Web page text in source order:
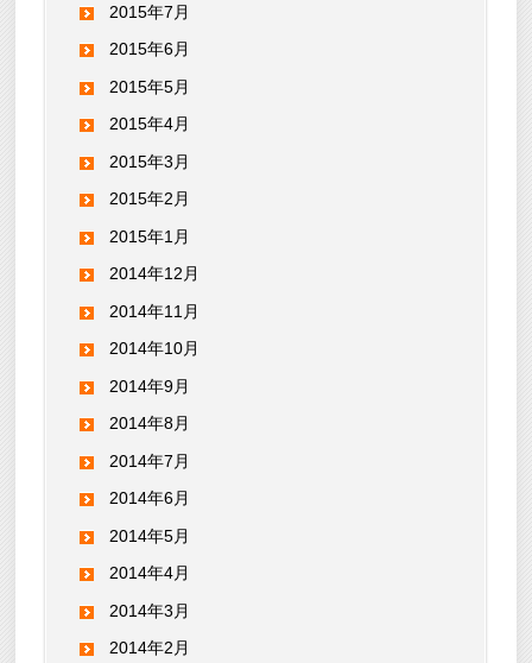
2015年7月
2015年6月
2015年5月
2015年4月
2015年3月
2015年2月
2015年1月
2014年12月
2014年11月
2014年10月
2014年9月
2014年8月
2014年7月
2014年6月
2014年5月
2014年4月
2014年3月
2014年2月